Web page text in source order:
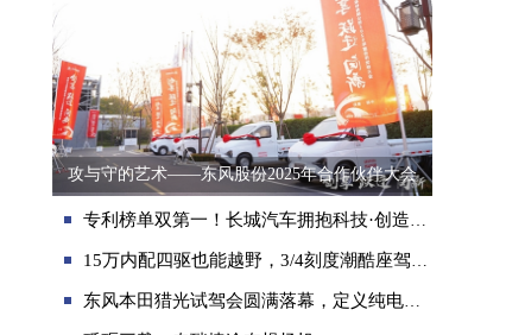
攻与守的艺术——东风股份2025年合作伙伴大会
专利榜单双第一！长城汽车拥抱科技·创造未来
15万内配四驱也能越野，3/4刻度潮酷座驾哈弗酷狗真够劲！
东风本田猎光试驾会圆满落幕，定义纯电座驾新标准！